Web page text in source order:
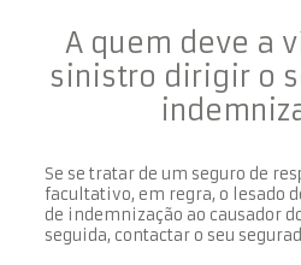
A quem deve a
sinistro dirigir o
Se se tratar de um seguro de
facultativo, em regra, o lesado
de indemnização ao causador
seguida, contactar o seu